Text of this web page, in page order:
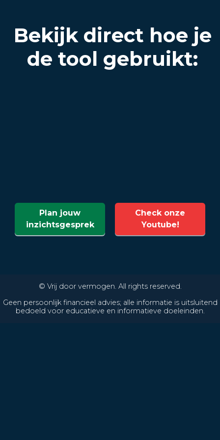
Bekijk direct hoe je
de tool gebruikt:
Plan jouw
inzichtsgesprek
Check onze
Youtube!
© Vrij door vermogen. All rights reserved.
Geen persoonlijk financieel advies; alle informatie is uitsluitend
bedoeld voor educatieve en informatieve doeleinden.